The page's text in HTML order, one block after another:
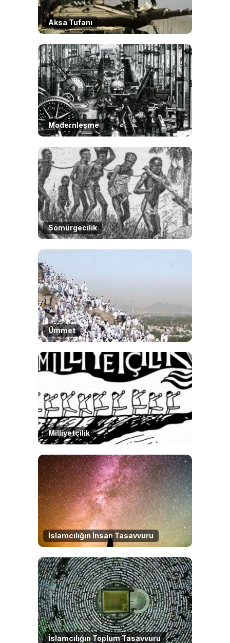
Aksa Tufanı
Modernleşme
Sömürgecilik
Ümmet
Milliyetçilik
İslamcılığın İnsan Tasavvuru
İslamcılığın Toplum Tasavvuru